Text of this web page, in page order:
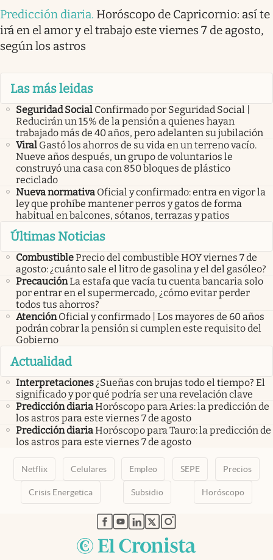
Predicción diaria. Horóscopo de Capricornio: así te
irá en el amor y el trabajo este viernes 7 de agosto,
según los astros
Las más leidas
Seguridad Social Confirmado por Seguridad Social |
Reducirán un 15% de la pensión a quienes hayan
trabajado más de 40 años, pero adelanten su jubilación
Viral Gastó los ahorros de su vida en un terreno vacío.
Nueve años después, un grupo de voluntarios le
construyó una casa con 850 bloques de plástico
reciclado
Nueva normativa Oficial y confirmado: entra en vigor la
ley que prohíbe mantener perros y gatos de forma
habitual en balcones, sótanos, terrazas y patios
Últimas Noticias
CombustiblePrecio del combustible HOY viernes 7 de
agosto: ¿cuánto sale el litro de gasolina y el del gasóleo?
PrecauciónLa estafa que vacía tu cuenta bancaria solo
por entrar en el supermercado, ¿cómo evitar perder
todos tus ahorros?
Atención Oficial y confirmado | Los mayores de 60 años
podrán cobrar la pensión si cumplen este requisito del
Gobierno
Actualidad
Interpretaciones¿Sueñas con brujas todo el tiempo? El
significado y por qué podría ser una revelación clave
Predicción diariaHoróscopo para Aries: la predicción de
los astros para este viernes 7 de agosto
Predicción diariaHoróscopo para Tauro: la predicción de
los astros para este viernes 7 de agosto
Netflix Celulares Empleo SEPE Precios
Crisis Energetica Subsidio Horóscopo
abre en nueva pestaña
abre en nueva pestaña
abre en nueva pestaña
abre en nueva pestaña
abre en nueva pestaña